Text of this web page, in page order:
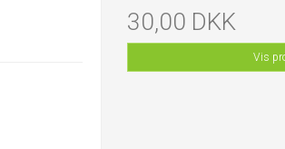
30,00 DKK
Vis